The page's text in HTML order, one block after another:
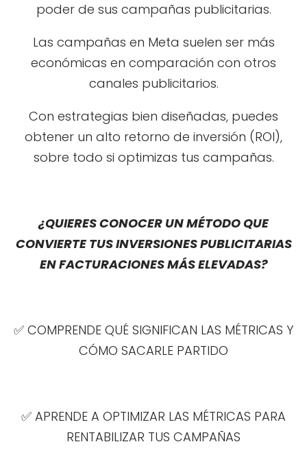
poder de sus campañas publicitarias.
Las campañas en Meta suelen ser más
económicas en comparación con otros
canales publicitarios.
Con estrategias bien diseñadas, puedes
obtener un alto retorno de inversión (ROI),
sobre todo si optimizas tus campañas.
¿QUIERES CONOCER UN MÉTODO QUE
CONVIERTE TUS INVERSIONES PUBLICITARIAS
EN FACTURACIONES MÁS ELEVADAS?
✅ COMPRENDE QUÉ SIGNIFICAN LAS MÉTRICAS Y
CÓMO SACARLE PARTIDO
✅ APRENDE A OPTIMIZAR LAS MÉTRICAS PARA
RENTABILIZAR TUS CAMPAÑAS